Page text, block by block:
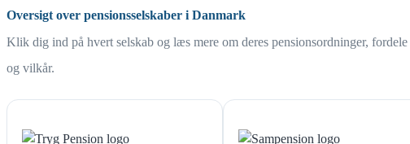
Oversigt over pensionsselskaber i Danmark
Klik dig ind på hvert selskab og læs mere om deres pensionsordninger, fordele
og vilkår.